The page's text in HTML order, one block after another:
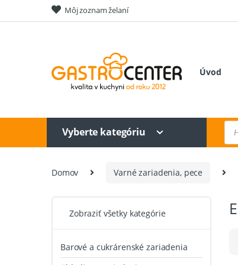
to
to
Môj zoznam želaní
Úvod
Vyberte kategóriu
Domov Varné zariadenia, pece
Zobraziť všetky kategórie
Barové a cukrárenské zariadenia